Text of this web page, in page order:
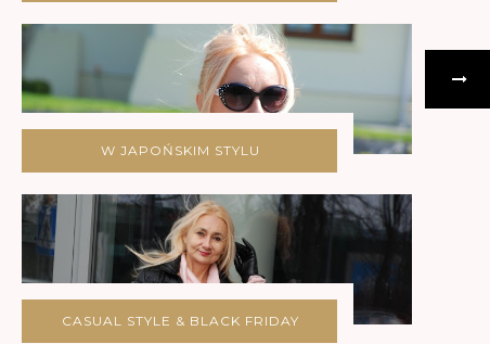
W JAPOŃSKIM STYLU
CASUAL STYLE & BLACK FRIDAY